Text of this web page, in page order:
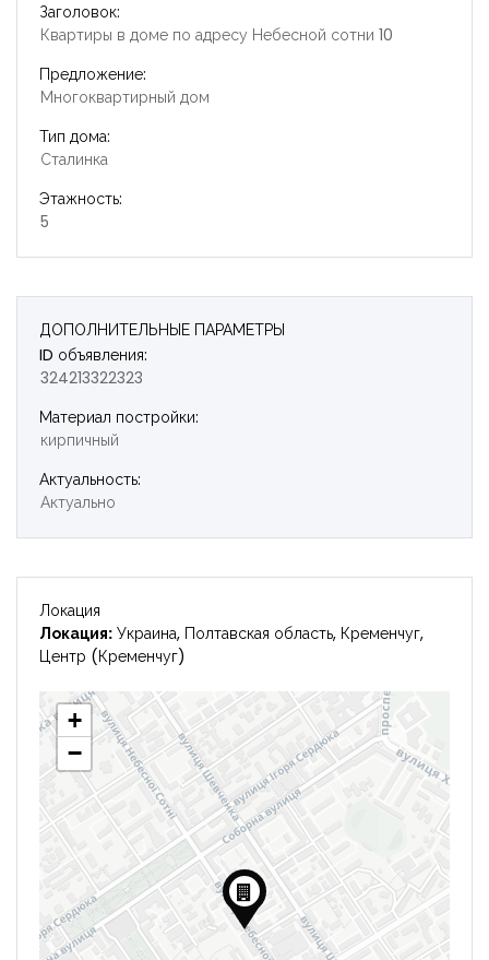
Заголовок:
Квартиры в доме по адресу Небесной сотни 10
Предложение:
Многоквартирный дом
Тип дома:
Сталинка
Этажность:
5
ДОПОЛНИТЕЛЬНЫЕ ПАРАМЕТРЫ
ID объявления:
324213322323
Материал постройки:
кирпичный
Актуальность:
Актуально
Локация
Локация: Украина, Полтавская область, Кременчуг,
Центр (Кременчуг)
+
−